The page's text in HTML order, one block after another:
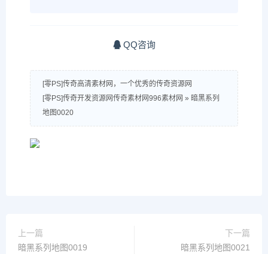
QQ咨询
[零PS]传奇高清素材网，一个优秀的传奇资源网
[零PS]传奇开发资源网传奇素材网996素材网 » 暗黑系列
地图0020
上一篇
暗黑系列地图0019
下一篇
暗黑系列地图0021